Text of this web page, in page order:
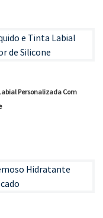
Personalizada Com